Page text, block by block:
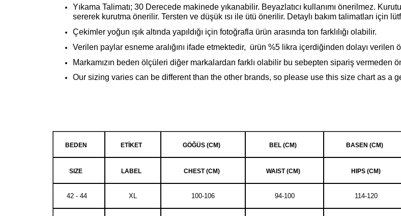
Yıkama Talimatı; 30 Derecede makinede yıkanabilir. Beyazlatıcı kullanımı önerilmez.
sererek kurutma önerilir. Tersten ve düşük ısı ile ütü önerilir. Detaylı bakım talimatları için
Çekimler yoğun ışık altında yapıldığı için fotoğrafla ürün arasında ton farklılığı olabilir.
Verilen paylar esneme aralığını ifade etmektedir, ürün %5 likra içerdiğinden dolayı verilen
Markamızın beden ölçüleri diğer markalardan farklı olabilir bu sebepten sipariş
Our sizing varies can be different than the other brands, so please use this size chart as a
BEDEN ETİKET GÖĞÜS (CM) BEL (CM) BASEN (CM)
SIZE LABEL CHEST (CM) WAIST (CM) HIPS (CM)
42 - 44 XL 100-106 94-100 114-120